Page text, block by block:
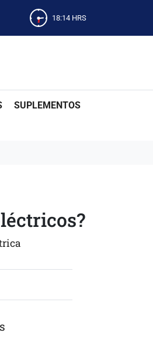
18:14 HRS
SUPLEMENTOS